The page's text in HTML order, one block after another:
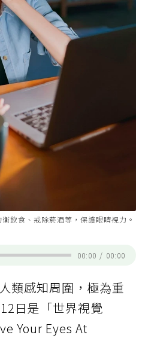
飲食、戒除菸酒等，保護眼睛視力。
00:00 / 00:00
類感知周圍，極為重
日是「世界視覺
Your Eyes At